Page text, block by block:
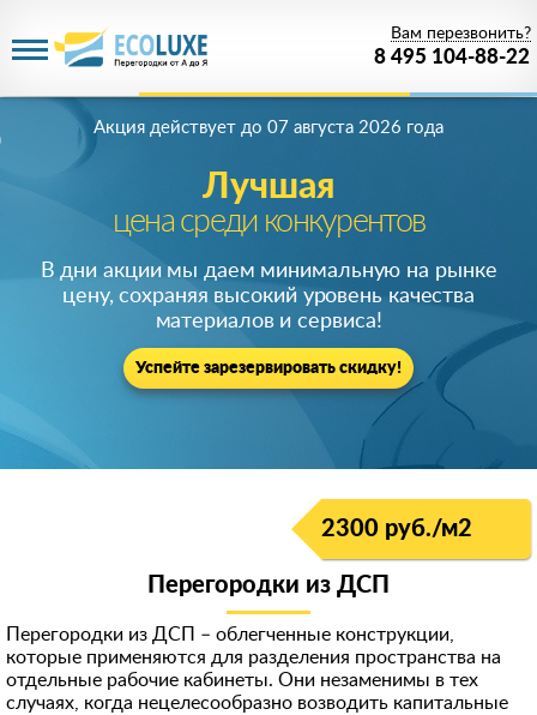
8 495 104-88-22
Вам перезвонить?
Лучшая
цена среди конкурентов
Акция действует до 07 августа 2026 года
В дни акции мы даем минимальную на рынке
цену, сохраняя высокий уровень качества
материалов и сервиса!
Успейте зарезервировать скидку!
2300 руб./м2
Перегородки из ДСП
Перегородки из ДСП – облегченные конструкции,
которые применяются для разделения пространства на
отдельные рабочие кабинеты. Они незаменимы в тех
случаях, когда нецелесообразно возводить капитальные